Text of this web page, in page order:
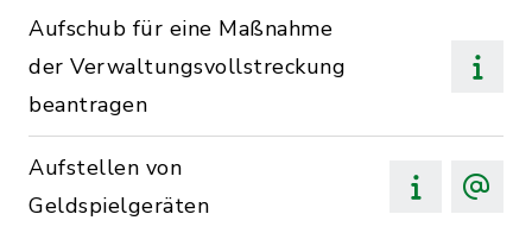
Aufschub für eine Maßnahme
der Verwaltungsvollstreckung
beantragen
Aufstellen von
Geldspielgeräten